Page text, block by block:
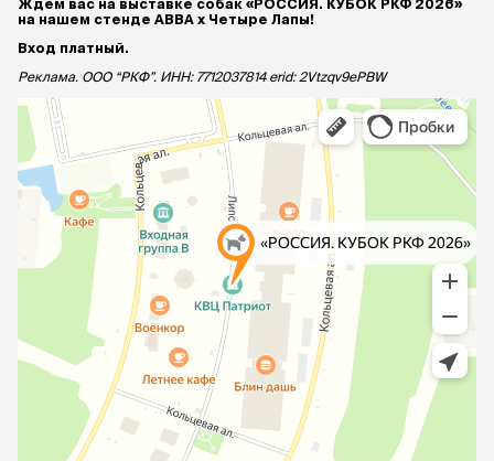
Ждем вас на выставке собак «РОССИЯ. КУБОК РКФ 2026»
на нашем стенде АВВА х Четыре Лапы!
Вход платный.
Реклама. ООО “РКФ”. ИНН: 7712037814 erid: 2Vtzqv9ePBW